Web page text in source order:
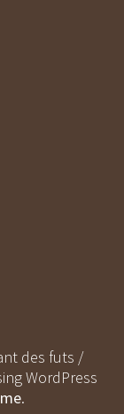
des futs /
WordPress
.